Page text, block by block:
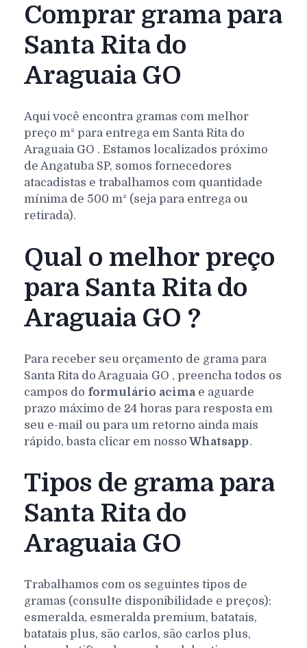
Comprar grama para
Santa Rita do
Araguaia GO
Aqui você encontra gramas com melhor
preço m² para entrega em Santa Rita do
Araguaia GO . Estamos localizados próximo
de Angatuba SP, somos fornecedores
atacadistas e trabalhamos com quantidade
mínima de 500 m² (seja para entrega ou
retirada).
Qual o melhor preço
para Santa Rita do
Araguaia GO ?
Para receber seu orçamento de grama para
Santa Rita do Araguaia GO , preencha todos os
campos do formulário acima e aguarde
prazo máximo de 24 horas para resposta em
seu e-mail ou para um retorno ainda mais
rápido, basta clicar em nosso Whatsapp.
Tipos de grama para
Santa Rita do
Araguaia GO
Trabalhamos com os seguintes tipos de
gramas (consulte disponibilidade e preços):
esmeralda, esmeralda premium, batatais,
batatais plus, são carlos, são carlos plus,